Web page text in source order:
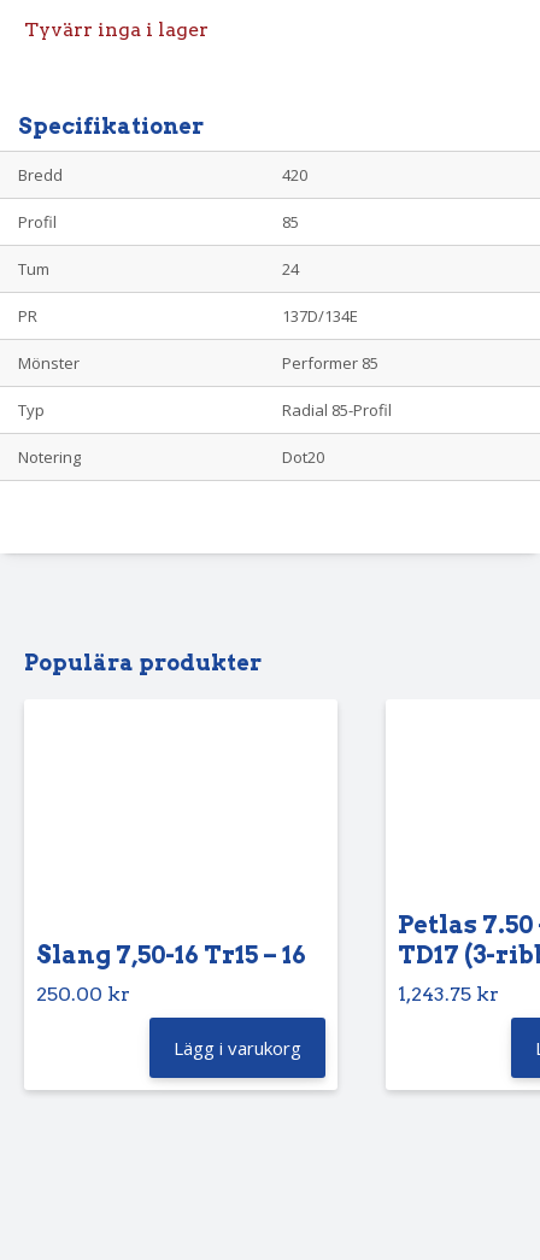
Tyvärr inga i lager
Specifikationer
Bredd 420
Profil 85
Tum 24
PR 137D/134E
Mönster Performer 85
Typ Radial 85-Profil
Notering Dot20
Populära produkter
Slang 7,50-16 Tr15 – 16
250.00 kr
Lägg i varukorg
Petlas 7.50
TD17 (3-
1,243.75 kr